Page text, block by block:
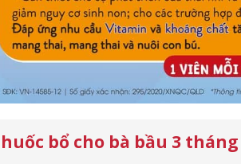
bổ cho bà bầu 3